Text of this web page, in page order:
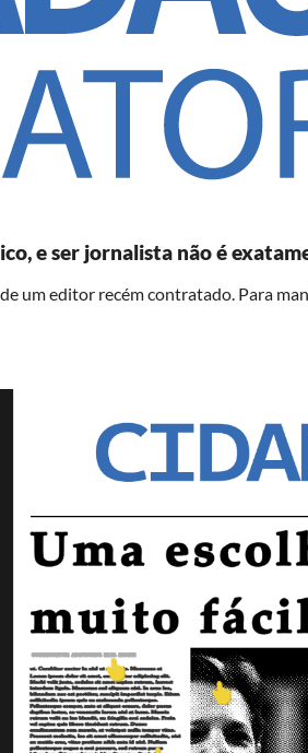
e ser jornalista não é
um editor recém contratado. Para